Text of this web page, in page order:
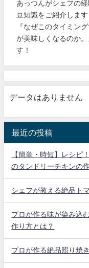
あっつんがシェフの
豆知識をご紹介しま
『なぜこのタイミン
が美味しくなるのか
す！
データはありません
最近の投稿
【簡単・時短】レシピ
のタンドリーチキンの
シェフが教える絶品ト
プロが作る味が染み込
作り方とは？
プロが作る絶品照り焼